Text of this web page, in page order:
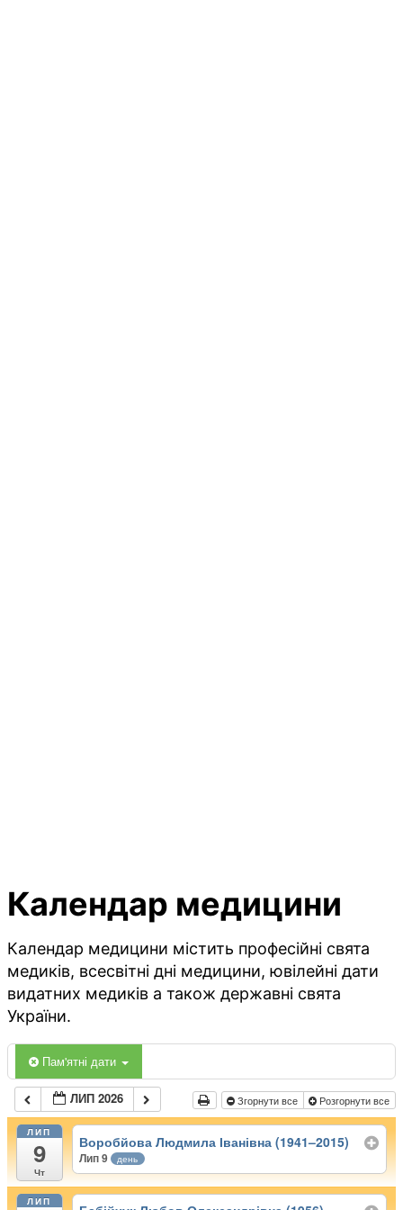
Календар медицини
Календар медицини містить професійні свята
медиків, всесвітні дні медицини, ювілейні дати
видатних медиків а також державні свята
України.
Пам'ятні дати
ЛИП 2026 Згорнути все Розгорнути все
ЛИП
9
Чт
Воробйова Людмила Іванівна (1941–2015)
Лип 9 день
ЛИП